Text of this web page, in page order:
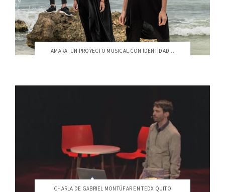
AMARA: UN PROYECTO MUSICAL CON IDENTIDAD...
CHARLA DE GABRIEL MONTÚFAR EN TEDX QUITO